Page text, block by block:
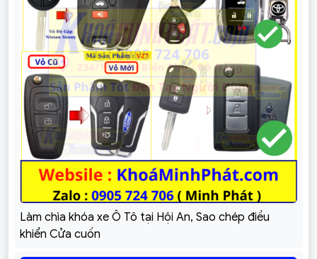
Làm chìa khóa xe Ô Tô tại Hội An, Sao chép điều
khiển Cửa cuốn